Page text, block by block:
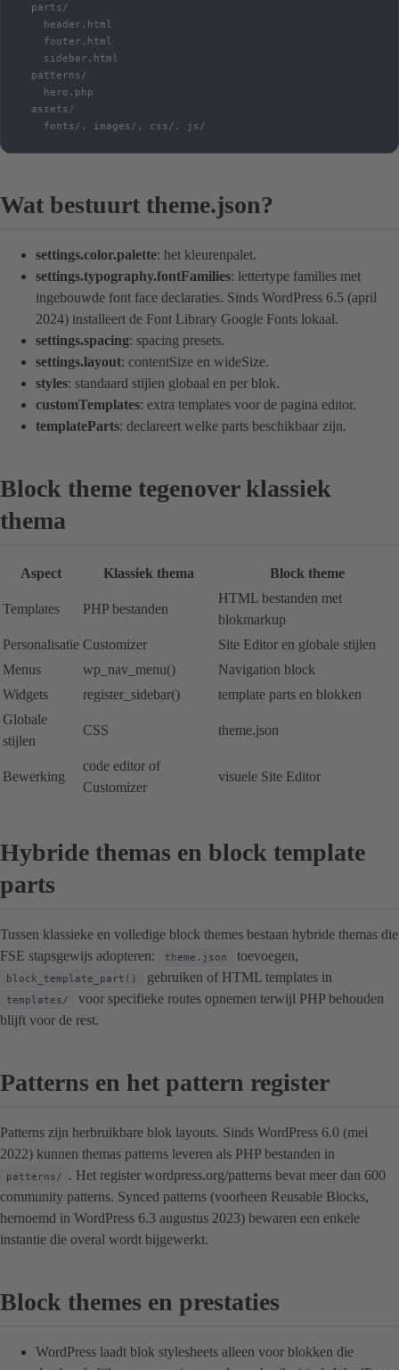
  parts/
    header.html
    footer.html
    sidebar.html
  patterns/
    hero.php
  assets/
    fonts/, images/, css/, js/
Wat bestuurt theme.json?
settings.color.palette: het kleurenpalet.
settings.typography.fontFamilies: lettertype families met
ingebouwde font face declaraties. Sinds WordPress 6.5 (april
2024) installeert de Font Library Google Fonts lokaal.
settings.spacing: spacing presets.
settings.layout: contentSize en wideSize.
styles: standaard stijlen globaal en per blok.
customTemplates: extra templates voor de pagina editor.
templateParts: declareert welke parts beschikbaar zijn.
Block theme tegenover klassiek
thema
Aspect Klassiek thema Block theme
Templates PHP bestanden
HTML bestanden met
blokmarkup
Personalisatie Customizer
Site Editor en globale stijlen
Menus
wp_nav_menu()
Navigation block
Widgets
register_sidebar()
template parts en blokken
Globale
stijlen
CSS theme.json
Bewerking
code editor of
Customizer
visuele Site Editor
Hybride themas en block template
parts
Tussen klassieke en volledige block themes bestaan hybride themas die
FSE stapsgewijs adopteren:
theme.json toevoegen,
block_template_part() gebruiken of HTML templates in
templates/
voor specifieke routes opnemen terwijl PHP behouden
blijft voor de rest.
Patterns en het pattern register
Patterns zijn herbruikbare blok layouts. Sinds WordPress 6.0 (mei
2022) kunnen themas patterns leveren als PHP bestanden in
patterns/
. Het register wordpress.org/patterns bevat meer dan 600
community patterns. Synced patterns (voorheen Reusable Blocks,
hernoemd in WordPress 6.3 augustus 2023) bewaren een enkele
instantie die overal wordt bijgewerkt.
Block themes en prestaties
WordPress laadt blok stylesheets alleen voor blokken die